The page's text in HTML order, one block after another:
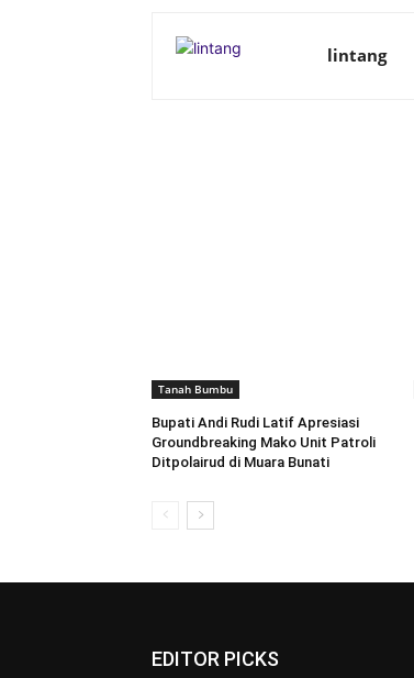
lintang
Tanah Bumbu
Bupati Andi Rudi Latif Apresiasi
Groundbreaking Mako Unit Patroli
Ditpolairud di Muara Bunati
EDITOR PICKS